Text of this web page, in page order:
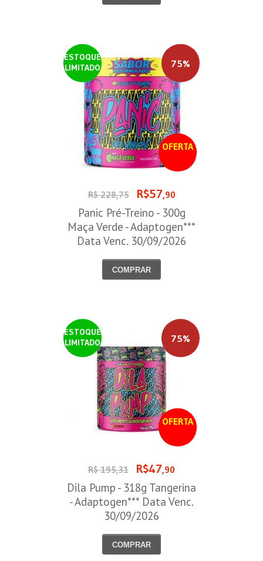
ESTOQUE
LIMITADO
OFERTA
75%
R$ 228,75 R$57,90
Panic Pré-Treino - 300g
Maça Verde - Adaptogen***
Data Venc. 30/09/2026
COMPRAR
ESTOQUE
LIMITADO
OFERTA
75%
R$ 195,31 R$47,90
Dila Pump - 318g Tangerina
- Adaptogen*** Data Venc.
30/09/2026
COMPRAR